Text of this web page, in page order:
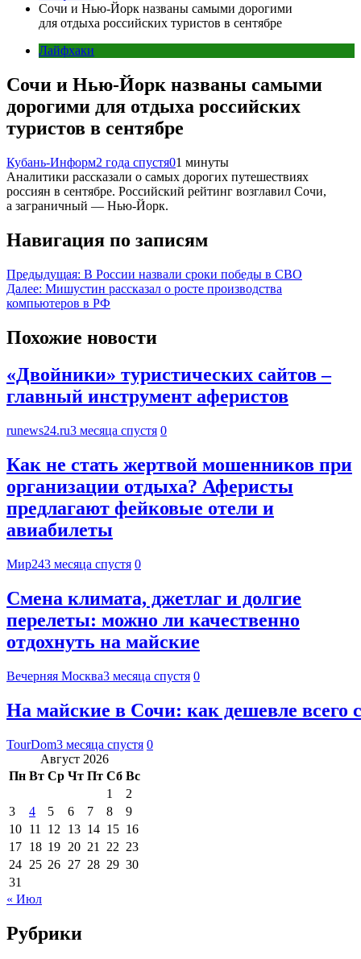
Сочи и Нью-Йорк названы самыми дорогими
для отдыха российских туристов в сентябре
Лайфхаки
Сочи и Нью-Йорк названы самыми
дорогими для отдыха российских
туристов в сентябре
Кубань-Информ2 года спустя01 минуты
Аналитики рассказали о самых дорогих путешествиях
россиян в сентябре. Российский рейтинг возглавил Сочи,
а заграничный — Нью-Йорк.
Навигация по записям
Предыдущая: В России назвали сроки победы в СВО
Далее: Мишустин рассказал о росте производства
компьютеров в РФ
Похожие новости
«Двойники» туристических сайтов –
главный инструмент аферистов
runews24.ru3 месяца спустя 0
Как не стать жертвой мошенников при
организации отдыха? Аферисты
предлагают фейковые отели и
авиабилеты
Мир243 месяца спустя 0
Смена климата, джетлаг и долгие
перелеты: можно ли качественно
отдохнуть на майские
Вечерняя Москва3 месяца спустя 0
На майские в Сочи: как дешевле всего
TourDom3 месяца спустя 0
Август 2026
Пн Вт Ср Чт Пт Сб Вс
1
2
3
4 5 6 7 8
9
10 11 12 13 14 15 16
17 18 19 20 21 22 23
24 25 26 27 28 29 30
31
« Июл
Рубрики